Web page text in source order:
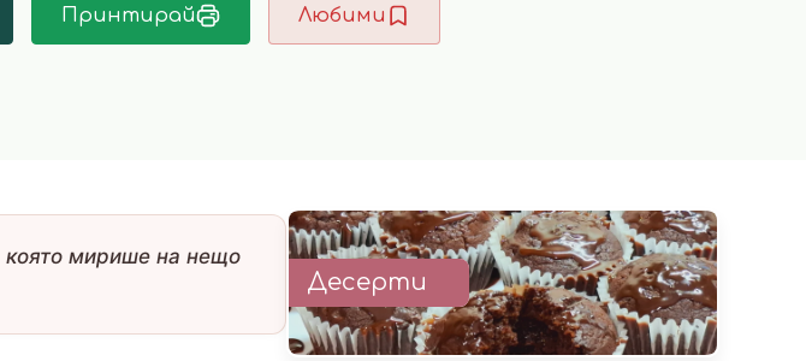
Принтирай Любими
която мирише на нещо
Десерти